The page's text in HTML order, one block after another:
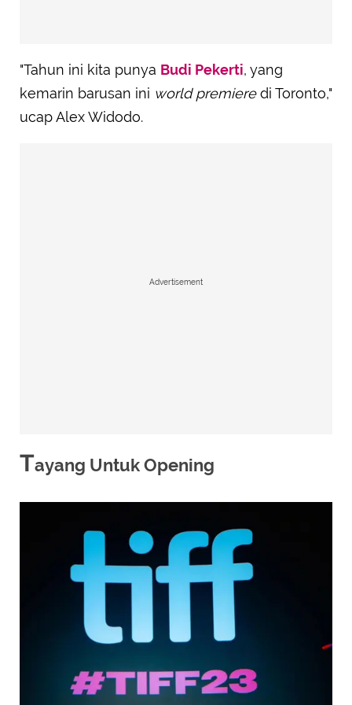
"Tahun ini kita punya Budi Pekerti, yang
kemarin barusan ini world premieredi Toronto,"
ucap Alex Widodo.
Advertisement
Tayang Untuk Opening